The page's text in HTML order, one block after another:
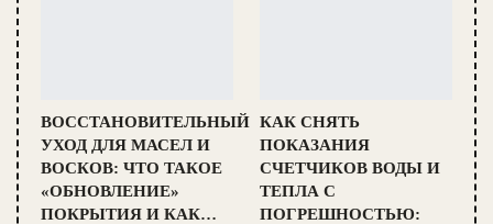
ВОССТАНОВИТЕЛЬНЫЙ
УХОД ДЛЯ МАСЕЛ И
ВОСКОВ: ЧТО ТАКОЕ
«ОБНОВЛЕНИЕ»
ПОКРЫТИЯ И КАК…
КАК СНЯТЬ
ПОКАЗАНИЯ
СЧЕТЧИКОВ ВОДЫ И
ТЕПЛА С
ПОГРЕШНОСТЬЮ: